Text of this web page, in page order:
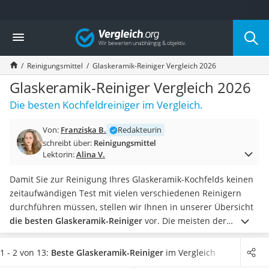
Die beliebtesten Vergleiche nach Kategorie
Drogerie
Inhalator
Haarschneider
Rollator
Braun Rasierer
Katzenklappe (Chip)
Masturbator
Massagepistole
Reisehaartrockner
Eiweißpulver
Magnesiumpräparat
Katzenklappe
Nackenmassagegerät
Zeckenschutz Katze
Vergleich
Reinigungsmittel Glaskeramik-Reiniger Vergleich 2026
Glaskeramik-Reiniger Vergleich 2026
Die besten Kochfeldreiniger im Vergleich.
Von: Franziska B.
Redakteurin
schreibt über: Reinigungsmittel
Lektorin:Alina V.
Damit Sie zur Reinigung Ihres Glaskeramik-Kochfelds keinen
zeitaufwändigen Test mit vielen verschiedenen Reinigern
durchführen müssen, stellen wir Ihnen in unserer Übersicht
die besten Glaskeramik-Reiniger vor. Die meisten der
vorgestellten Glaskeramik-Reiniger reinigen nicht nur
Glaskeramik, sondern auch Glas, Keramik und
1 - 2 von 13: Beste Glaskeramik-Reiniger im Vergleich